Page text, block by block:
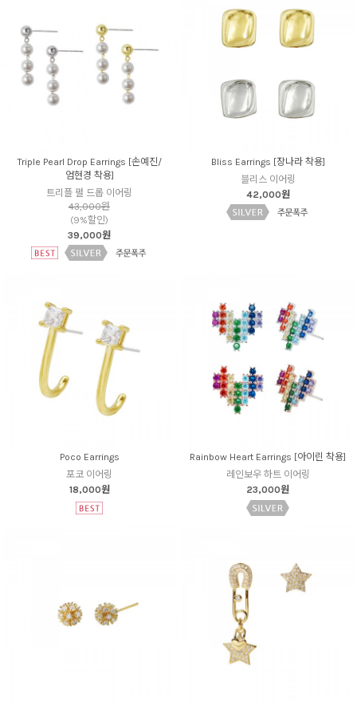
Triple Pearl Drop Earrings [손예진/
엄현경 착용]
트리플 펄 드롭 이어링
43,000원
(9%할인)
39,000원
Bliss Earrings [장나라 착용]
블리스 이어링
42,000원
Poco Earrings
포코 이어링
18,000원
Rainbow Heart Earrings [아이린 착용]
레인보우 하트 이어링
23,000원